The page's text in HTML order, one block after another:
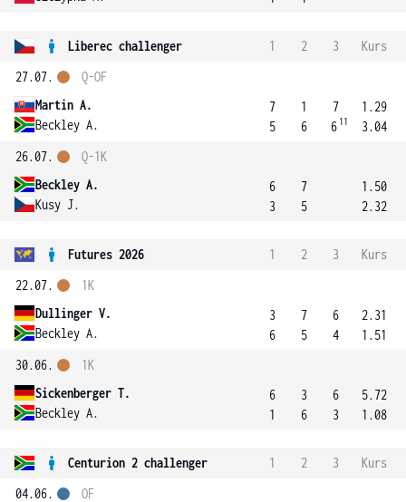
Liberec challenger 1 2 3
Kurs
27.07.
Martin A.
Beckley A.
Q-OF
7
5
1
6
7
6 11
1.29
3.04
26.07.
Beckley A.
Kusy J.
Q-1K
6
3
7
5
1.50
2.32
Futures 2026 1 2 3
Kurs
22.07.
Dullinger V.
Beckley A.
1K
3
6
7
5
6
4
2.31
1.51
30.06.
Sickenberger T.
Beckley A.
1K
6
1
3
6
6
3
5.72
1.08
Centurion 2 challenger 1 2 3
Kurs
04.06.
OF